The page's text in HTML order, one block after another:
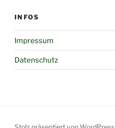
INFOS
Impressum
Datenschutz